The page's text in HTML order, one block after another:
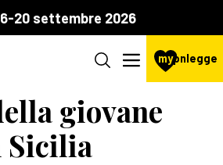
20 settembre 2026
mypnlegge
giovane
Sicilia